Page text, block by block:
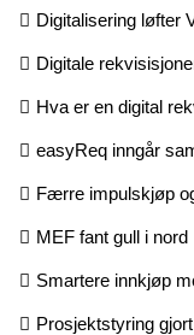
Digitalisering løfter
Digitale
Hva er en digital
easyReq inngår
Færre impulskjøp
MEF fant gull i nord
Smartere innkjøp
Prosjektstyring